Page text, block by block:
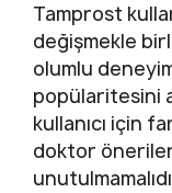
Tamprost
değişmekle
olumlu
popülaritesini
kullanıcı için
doktor